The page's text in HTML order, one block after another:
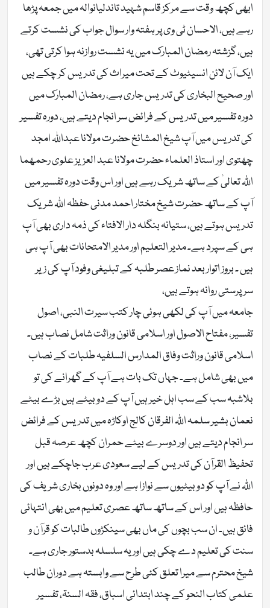
ابھی کچھ وقت سے مرکز قاسم شہید تاندلیانوالہ میں جمعہ پڑھا
رہے ہیں، الاحسان ٹی وی پر ہفتہ وار سوال جواب کی نشست کرتے
ہیں، گزشتہ رمضان المبارک میں یہ نشست روازنہ ہوا کرتی تھی،
ایک آن لائن انسیٹیوٹ کے تحت میراث کی تدریس کر چکے ہیں
اور صحیح البخاری کی تدریس جاری ہے، رمضان المبارک میں
دورہ تفسیر میں تدریس کے فرائض سر انجام دیتے ہیں، دورہ تفسیر
کی تدریس میں آپ شیخ المشائخ حضرت مولانا عبداللہ امجد
چھتوی اور استاذ العلماء حضرت مولانا عبد العزیز علوی رحمھما
اللّٰہ تعالیٰ کے ساتھ شریک رہے ہیں اور اس وقت دورہ تفسیر میں
آپ کے ساتھ حضرت شیخ مختار احمد مدنی حفظہ اللہ شریک
تدریس ہوتے ہیں، ستیانہ بنگلہ دار الافتاء کی ذمہ داری بھی آپ
ہی کے سپرد ہے۔ مدیر التعلیم اور مدیر الامتحانات بھی آپ ہی
ہیں ۔ بروز اتوار بعد نماز عصر طلبہ کے تبلیغی وفود آپ کی زیر
سرپرستی روانہ ہوتے ہیں،
جامعہ میں آپ کی لکھی ہوئی چار کتب سیرت النبی، اصول
تفسیر، مفتاح الاصول اور اسلامی قانون وراثت شامل نصاب ہیں۔
اسلامی قانون وراثت وفاق المدارس السلفیہ طلبات کے نصاب
میں بھی شامل ہے۔ جہاں تک بات ہے آپ کے گھرانے کی تو
بلاشبہ سب کے سب اہل خیر ہیں آپ کے دو بیٹے ہیں بڑے بیٹے
نعمان بشیر سلمہ اللّٰہ الفرقان کالج اوکاڑہ میں تدریس کے فرائض
سر انجام دیتے ہیں اور دوسرے بیٹے حمران کچھ عرصہ قبل
تحفیظ القرآن کی تدریس کے لیے سعودی عرب جاچکے ہیں اور
اللّٰہ نے آپ کو دو بیٹیوں سے نوازا ہے اور وہ دونوں بخاری شریف کی
حافظہ ہیں اور اس کے ساتھ ساتھ عصری تعلیم میں بھی انتہائی
فائق ہیں۔ ان سب بچوں کی ماں بھی سینکڑوں طالبات کو قرآن و
سنت کی تعلیم دے چکی ہیں اور یہ سلسلہ بدستور جاری ہے۔
شیخ محترم سے میرا تعلق کئی طرح سے وابستہ ہے دوران طالب
علمی کتاب النحو کے چند ابتدائی اسباق، فقہ السنۃ، تفسیر